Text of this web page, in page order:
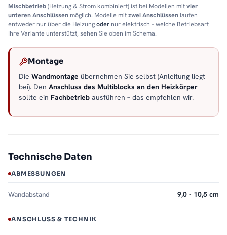
Mischbetrieb(Heizung & Strom kombiniert) ist bei Modellen mitvier
unteren Anschlüssen möglich. Modelle mitzwei Anschlüssen laufen
entweder nur über die Heizungoder nur elektrisch – welche Betriebsart
Ihre Variante unterstützt, sehen Sie oben im Schema.
Montage
Die Wandmontage übernehmen Sie selbst (Anleitung liegt
bei). Den Anschluss des Multiblocks an den Heizkörper
sollte ein Fachbetrieb ausführen – das empfehlen wir.
Technische Daten
ABMESSUNGEN
Wandabstand 9,0 - 10,5 cm
ANSCHLUSS & TECHNIK